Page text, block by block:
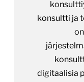
konsultti ja
digitaalisia